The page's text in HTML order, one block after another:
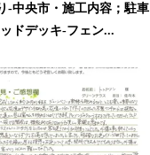
-中央市・施工内容；駐車
ドデッキ-フェン...